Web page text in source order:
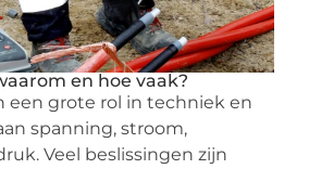
en hoe vaak?
een grote rol in techniek en
spanning, stroom,
Veel beslissingen zijn